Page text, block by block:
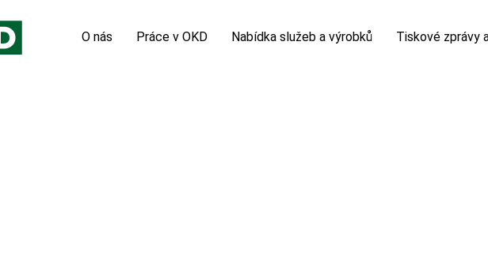
O nás Práce v OKD Nabídka služeb a výrobků Tiskové zprávy